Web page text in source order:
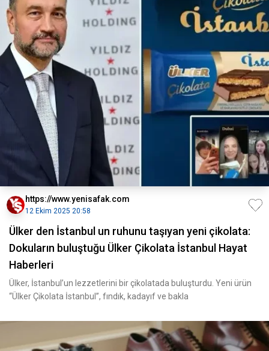
https://www.yenisafak.com
12 Ekim 2025 20:58
Ülker den İstanbul un ruhunu taşıyan yeni çikolata:
Dokuların buluştuğu Ülker Çikolata İstanbul Hayat
Haberleri
Ülker, İstanbul’un lezzetlerini bir çikolatada buluşturdu. Yeni ürün
“Ülker Çikolata İstanbul”, fındık, kadayıf ve bakla